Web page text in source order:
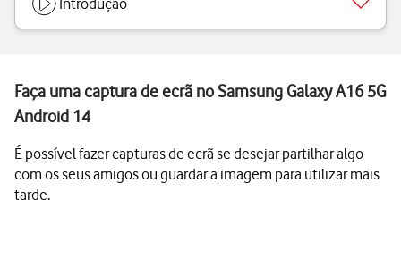
Introdução
Faça uma captura de ecrã no Samsung Galaxy A16 5G
Android 14
É possível fazer capturas de ecrã se desejar partilhar algo
com os seus amigos ou guardar a imagem para utilizar mais
tarde.